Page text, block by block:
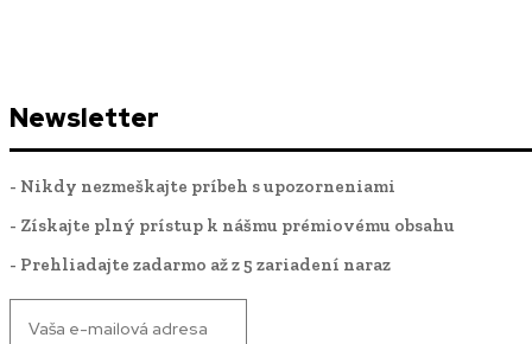
Newsletter
- Nikdy nezmeškajte príbeh s upozorneniami
- Získajte plný prístup k nášmu prémiovému obsahu
- Prehliadajte zadarmo až z 5 zariadení naraz